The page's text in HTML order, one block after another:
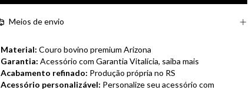
Meios de envio
Material: Couro bovino premium Arizona
Garantia: Acessório com Garantia Vitalícia, saiba mais
Acabamento refinado: Produção própria no RS
Acessório personalizável: Personalize seu acessório com